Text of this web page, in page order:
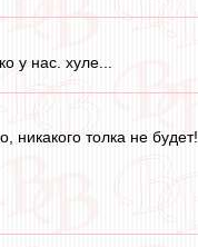
у нас. хуле...
никакого толка не будет!